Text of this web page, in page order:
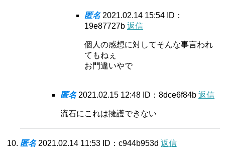
匿名 2021.02.14 15:54 ID：
19e87727b 返信
個人の感想に対してそんな事言われ
てもねぇ
お門違いやで
匿名 2021.02.15 12:48 ID：8dce6f84b 返信
流石にこれは擁護できない
匿名 2021.02.14 11:53 ID：c944b953d 返信